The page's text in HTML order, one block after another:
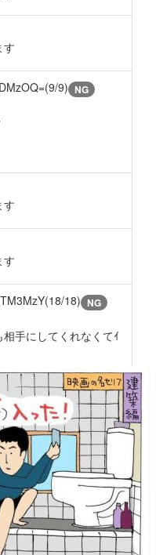
す
9) NG
す
す
18) NG
手にしてくれなくてｲ